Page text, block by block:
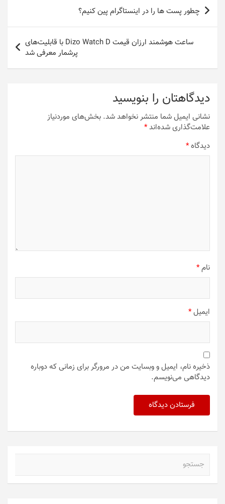
نوشته
چطور پست ها را در اینستاگرام پین کنیم؟
ساعت هوشمند ارزان قیمت Dizo Watch D با قابلیت‌های
پرشمار معرفی شد
دیدگاهتان را بنویسید
نشانی ایمیل شما منتشر نخواهد شد. بخش‌های موردنیاز
علامت‌گذاری شده‌اند*
دیدگاه*
نام*
ایمیل*
ذخیره نام، ایمیل و وبسایت من در مرورگر برای زمانی که دوباره
دیدگاهی می‌نویسم.